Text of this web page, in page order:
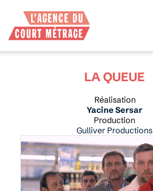
LA QUEUE
Réalisation
Yacine Sersar
Production
Gulliver Productions